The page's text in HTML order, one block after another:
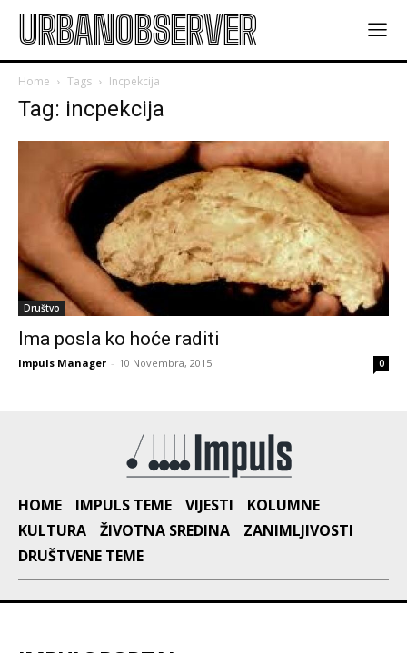
URBANOBSERVER
Home Tags Incpekcija
Tag: incpekcija
Društvo
Ima posla ko hoće raditi
Impuls Manager - 10 Novembra, 2015 0
HOME IMPULS TEME VIJESTI
KOLUMNE
KULTURA
ŽIVOTNA SREDINA
ZANIMLJIVOSTI
DRUŠTVENE TEME